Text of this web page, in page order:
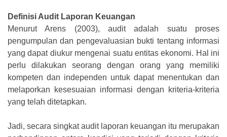
Definisi Audit Laporan Keuangan
Menurut Arens (2003), audit adalah suatu proses
pengumpulan dan pengevaluasian bukti tentang informasi
yang dapat diukur mengenai suatu entitas ekonomi. Hal ini
perlu dilakukan seorang dengan orang yang memiliki
kompeten dan independen untuk dapat menentukan dan
melaporkan kesesuaian informasi dengan kriteria-kriteria
yang telah ditetapkan.
Jadi, secara singkat audit laporan keuangan itu merupakan